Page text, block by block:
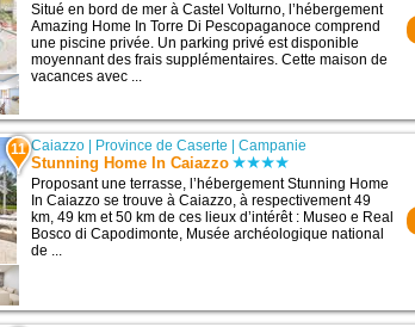
Situé en bord de mer à Castel Volturno, l’hébergement
Amazing Home In Torre Di Pescopaganoce comprend
une piscine privée. Un parking privé est disponible
moyennant des frais supplémentaires. Cette maison de
vacances avec ...
11 Caiazzo Province de Caserte |Campanie
Stunning Home In Caiazzo
Proposant une terrasse, l’hébergement Stunning Home
In Caiazzo se trouve à Caiazzo, à respectivement 49
km, 49 km et 50 km de ces lieux d’intérêt : Museo e Real
Bosco di Capodimonte, Musée archéologique national
de ...